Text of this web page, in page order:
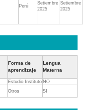
Perú
Setiembre
2025
Setiembre
2025
Forma de
aprendizaje
Lengua
Materna
Estudio Instituto NO
Otros SI